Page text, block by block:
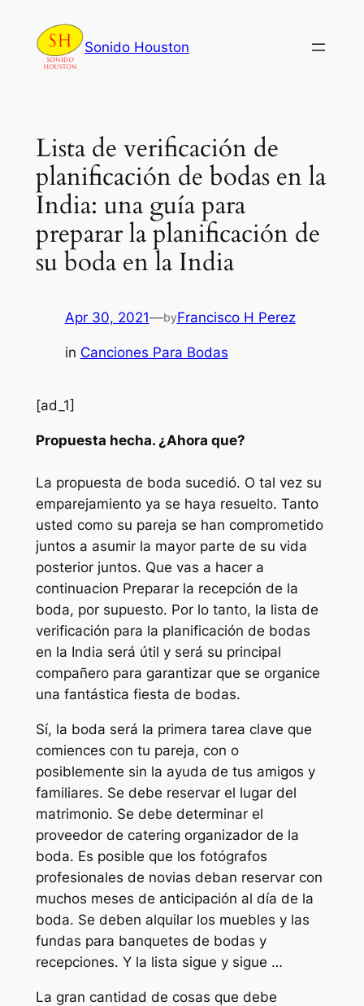
content
Sonido Houston
Lista de verificación de
planificación de bodas en la
India: una guía para
preparar la planificación de
su boda en la India
Apr 30, 2021—byFrancisco H Perez
in Canciones Para Bodas
[ad_1]
Propuesta hecha. ¿Ahora que?
La propuesta de boda sucedió. O tal vez su
emparejamiento ya se haya resuelto. Tanto
usted como su pareja se han comprometido
juntos a asumir la mayor parte de su vida
posterior juntos. Que vas a hacer a
continuacion Preparar la recepción de la
boda, por supuesto. Por lo tanto, la lista de
verificación para la planificación de bodas
en la India será útil y será su principal
compañero para garantizar que se organice
una fantástica fiesta de bodas.
Sí, la boda será la primera tarea clave que
comiences con tu pareja, con o
posiblemente sin la ayuda de tus amigos y
familiares. Se debe reservar el lugar del
matrimonio. Se debe determinar el
proveedor de catering organizador de la
boda. Es posible que los fotógrafos
profesionales de novias deban reservar con
muchos meses de anticipación al día de la
boda. Se deben alquilar los muebles y las
fundas para banquetes de bodas y
recepciones. Y la lista sigue y sigue …
La gran cantidad de cosas que debe